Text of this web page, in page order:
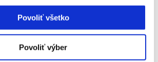
Povoliť všetko
Povoliť výber